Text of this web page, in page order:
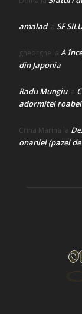
amaladla SF
gheorghe la A
din Japonia
Radu Mungiula
adormitei
Crina Marina la
onaniei (pazei